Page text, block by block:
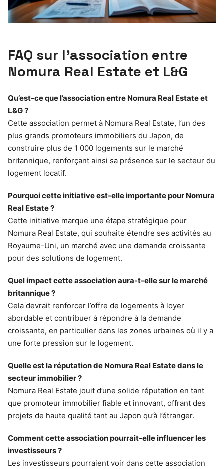
FAQ sur l’association entre
Nomura Real Estate et L&G
Qu’est-ce que l’association entre Nomura Real Estate et
L&G ?
Cette association permet à Nomura Real Estate, l’un des
plus grands promoteurs immobiliers du Japon, de
construire plus de 1 000 logements sur le marché
britannique, renforçant ainsi sa présence sur le secteur du
logement locatif.
Pourquoi cette initiative est-elle importante pour Nomura
Real Estate ?
Cette initiative marque une étape stratégique pour
Nomura Real Estate, qui souhaite étendre ses activités au
Royaume-Uni, un marché avec une demande croissante
pour des solutions de logement.
Quel impact cette association aura-t-elle sur le marché
britannique ?
Cela devrait renforcer l’offre de logements à loyer
abordable et contribuer à répondre à la demande
croissante, en particulier dans les zones urbaines où il y a
une forte pression sur le logement.
Quelle est la réputation de Nomura Real Estate dans le
secteur immobilier ?
Nomura Real Estate jouit d’une solide réputation en tant
que promoteur immobilier fiable et innovant, offrant des
projets de haute qualité tant au Japon qu’à l’étranger.
Comment cette association pourrait-elle influencer les
investisseurs ?
Les investisseurs pourraient voir dans cette association